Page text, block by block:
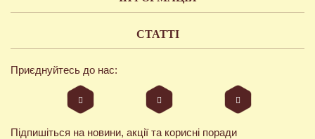
СТАТТІ
Приєднуйтесь до нас:
Підпишіться на новини, акції та корисні поради